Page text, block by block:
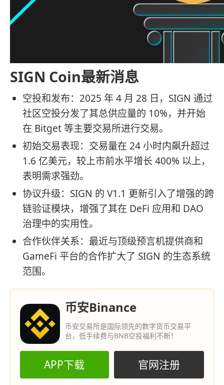
SIGN Coin最新消息
空投和发布：2025 年 4 月 28 日，SIGN 通过
社区空投分发了其总供应量的 10%，并开始
在 Bitget 等主要交易所进行交易。
初始交易表现：交易量在 24 小时内飙升超过
1.6 亿美元，较上市前水平增长 400% 以上，
表明需求强劲。
协议升级：SIGN 的 V1.1 更新引入了增强的跨
链验证模块，增强了其在 DeFi 应用和 DAO
治理中的实用性。
合作伙伴关系：最近与顶级预言机提供商和
GameFi 平台的合作扩大了 SIGN 的生态系统
范围。
币安Binance
币安交易所是国际领先的数字货币交易平
台，低手续费与BNB空投福利不断！
APP下载 官网注册